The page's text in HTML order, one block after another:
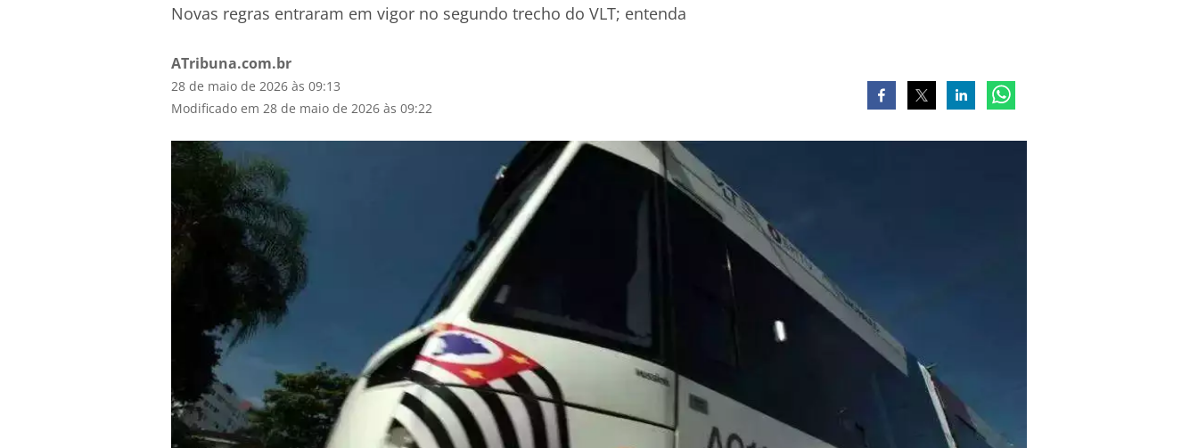
Novas regras entraram em vigor no segundo trecho do VLT; entenda
ATribuna.com.br
28 de maio de 2026 às 09:13
Modificado em 28 de maio de 2026 às 09:22